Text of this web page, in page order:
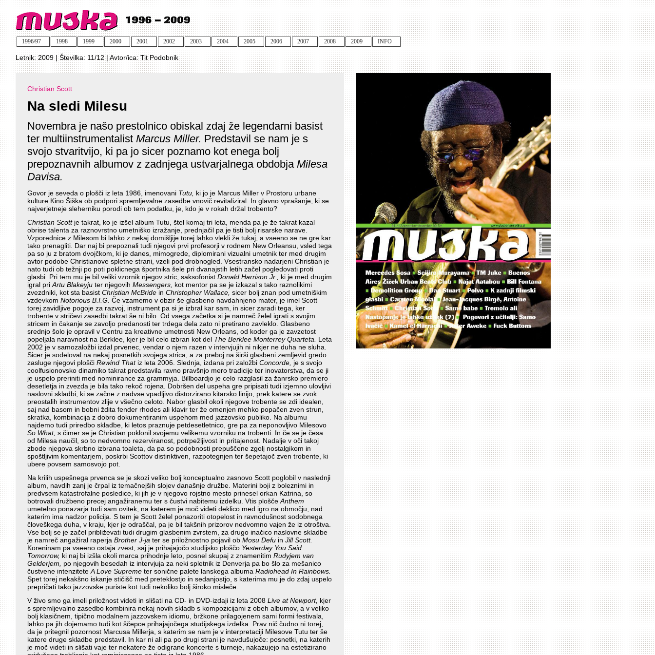
1996/97 1998 1999 2000 2001 2002 2003 2004 2005 2006 2007 2008 2009 INFO
Letnik:2009| Številka:11/12| Avtor/ica:Tit Podobnik
Christian Scott
Na sledi Milesu
Novembra je našo prestolnico obiskal zdaj že legendarni basist
ter multiinstrumentalist Marcus Miller. Predstavil se nam je s
svojo stvaritvijo, ki pa jo sicer poznamo kot enega bolj
prepoznavnih albumov z zadnjega ustvarjalnega obdobja Milesa
Davisa.
Govor je seveda o plošči iz leta 1986, imenovani Tutu, ki jo je Marcus Miller v Prostoru urbane
kulture Kino Šiška ob podpori spremljevalne zasedbe vnovič revitaliziral. In glavno vprašanje, ki se
najverjetneje sleherniku porodi ob tem podatku, je, kdo je v rokah držal trobento?
Christian Scottje takrat, ko je izšel album Tutu, štel komaj tri leta, menda pa je že takrat kazal
obrise talenta za raznovrstno umetniško izražanje, prednjačil pa je tisti bolj risarske narave.
Vzporednice z Milesom bi lahko z nekaj domišljije torej lahko vlekli že tukaj, a vseeno se ne gre kar
tako prenagliti. Dar naj bi prepoznali tudi njegovi prvi profesorji v rodnem New Orleansu, vsled tega
pa so ju z bratom dvojčkom, ki je danes, mimogrede, diplomirani vizualni umetnik ter med drugim
avtor podobe Christianove spletne strani, vzeli pod drobnogled. Vsestransko nadarjeni Christian je
nato tudi ob težnji po poti poklicnega športnika šele pri dvanajstih letih začel pogledovati proti
glasbi. Pri tem mu je bil veliki vzornik njegov stric, saksofonist Donald Harrison Jr.,
ki je med drugim
igral pri Artu Blakeyju ter njegovih Messengers, kot mentor pa se je izkazal s tako raznolikimi
zvezdniki, kot sta basist Christian McBride in Christopher Wallace, sicer bolj znan pod umetniškim
vzdevkom Notorious B.I.G. Če vzamemo v obzir še glasbeno navdahnjeno mater, je imel Scott
torej zavidljive pogoje za razvoj, instrument pa si je izbral kar sam, in sicer zaradi tega, ker
trobente v stričevi zasedbi takrat še ni bilo. Od vsega začetka si je namreč želel igrati s svojim
stricem in čakanje se zavoljo predanosti ter trdega dela zato ni pretirano zavleklo. Glasbeno
srednjo šolo je opravil v Centru za kreativne umetnosti New Orleans, od koder ga je zavzetost
popeljala naravnost na Berklee, kjer je bil celo izbran kot del The Berklee Monterrey Quarteta.
Leta
2002 je v samozaložbi izdal prvenec, vendar o njem razen v intervjujih ni nikjer ne duha ne sluha.
Sicer je sodeloval na nekaj posnetkih svojega strica, a za preboj na širši glasbeni zemljevid gredo
zasluge njegovi plošči Rewind Thatiz leta 2006. Slednja, izdana pri založbi Concorde, je s svojo
coolfusionovsko dinamiko takrat predstavila ravno pravšnjo mero tradicije ter inovatorstva, da se ji
je uspelo preriniti med nominirance za grammyja. Billboardjo je celo razglasil za žanrsko premiero
desetletja in zvezda je bila tako rekoč rojena. Dobršen del uspeha gre pripisati tudi izjemno ulovljivi
naslovni skladbi, ki se začne z nadvse vpadljivo distorzirano kitarsko linijo, prek katere se zvok
preostalih instrumentov zlije v všečno celoto. Nabor glasbil okoli njegove trobente se zdi idealen,
saj nad basom in bobni ždita fender rhodes ali klavir ter že omenjen mehko popačen zven strun,
skratka, kombinacija z dobro dokumentiranim uspehom med jazzovsko publiko. Na albumu
najdemo tudi priredbo skladbe, ki letos praznuje petdesetletnico, gre pa za neponovljivo Milesovo
So What, s čimer se je Christian poklonil svojemu velikemu vzorniku na trobenti. In če se je česa
od Milesa naučil, so to nedvomno rezerviranost, potrpežljivost in pritajenost. Nadalje v oči takoj
zbode njegova skrbno izbrana toaleta, da pa so podobnosti prepuščene zgolj nostalgikom in
spoštljivim komentarjem, poskrbi Scottov distinktiven, razpotegnjen ter šepetajoč zven trobente, ki
ubere povsem samosvojo pot.
Na krilih uspešnega prvenca se je skozi veliko bolj konceptualno zasnovo Scott poglobil v naslednji
album, navdih zanj je črpal iz temačnejših slojev današnje družbe. Materini boji z boleznimi in
predvsem katastrofalne posledice, ki jih je v njegovo rojstno mesto prinesel orkan Katrina, so
botrovali družbeno precej angažiranemu ter s čustvi nabitemu izdelku. Vtis plošče Anthem
umetelno ponazarja tudi sam ovitek, na katerem je moč videti deklico med igro na območju, nad
katerim ima nadzor policija. S tem je Scott želel ponazoriti otopelost in ravnodušnost sodobnega
človeškega duha, v kraju, kjer je odraščal, pa je bil takšnih prizorov nedvomno vajen že iz otroštva.
Vse bolj se je začel približevati tudi drugim glasbenim zvrstem, za drugo inačico naslovne skladbe
je namreč angažiral raperja Brother J-ja ter se priložnostno pojavil ob Mosu Defu in Jill Scott.
Koreninam pa vseeno ostaja zvest, saj je prihajajočo studijsko ploščo Yesterday You Said
Tomorrow, ki naj bi izšla okoli marca prihodnje leto, posnel skupaj z znamenitim Rudyjem van
Gelderjem,
po njegovih besedah iz intervjuja za neki spletnik iz Denverja pa bo šlo za mešanico
čustvene intenzitete A Love Supreme ter sonične palete lanskega albuma Radiohead In Rainbows.
Spet torej nekakšno iskanje stičišč med preteklostjo in sedanjostjo, s katerima mu je do zdaj uspelo
prepričati tako jazzovske puriste kot tudi nekoliko bolj široko misleče.
V živo smo ga imeli priložnost videti in slišati na CD- in DVD-izdaji iz leta 2008 Live at Newport, kjer
s spremljevalno zasedbo kombinira nekaj novih skladb s kompozicijami z obeh albumov, a v veliko
bolj klasičnem, tipično modalnem jazzovskem idiomu, bržkone prilagojenem sami formi festivala,
lahko pa jih dojemamo tudi kot ščepce prihajajočega studijskega izdelka. Prav nič čudno ni torej,
da je pritegnil pozornost Marcusa Millerja, s katerim se nam je v interpretaciji Milesove Tutu ter še
katere druge skladbe predstavil. In kar ni ali pa po drugi strani je navdušujoče: posnetki, na katerih
je moč videti in slišati vaje ter nekatere že odigrane koncerte s turneje, nakazujejo na estetizirano